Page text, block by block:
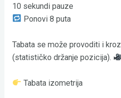
10 sekundi pauze
Ponovi 8 puta
Tabata se može provoditi i kroz
(statističko držanje pozicija).
Tabata izometrija